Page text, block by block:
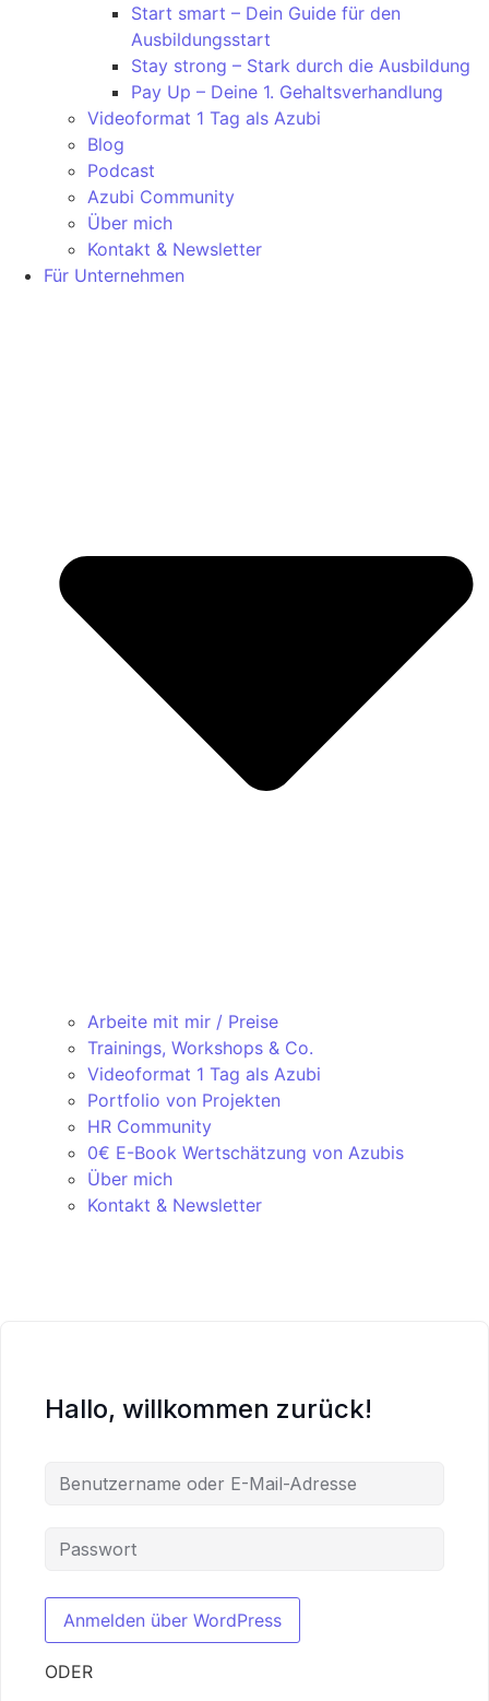
Start smart – Dein Guide für den
Ausbildungsstart
Stay strong – Stark durch die Ausbildung
Pay Up – Deine 1. Gehaltsverhandlung
Videoformat 1 Tag als Azubi
Blog
Podcast
Azubi Community
Über mich
Kontakt & Newsletter
Für Unternehmen
Arbeite mit mir / Preise
Trainings, Workshops & Co.
Videoformat 1 Tag als Azubi
Portfolio von Projekten
HR Community
0€ E-Book Wertschätzung von Azubis
Über mich
Kontakt & Newsletter
Hallo, willkommen zurück!
ODER